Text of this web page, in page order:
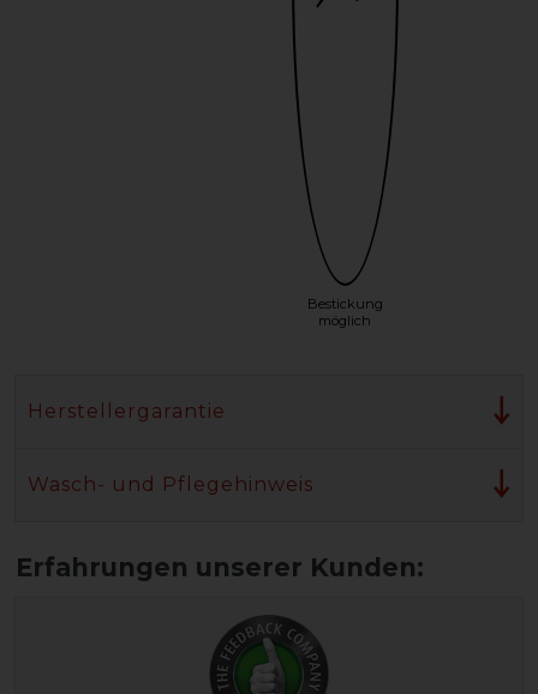
Bestickung
möglich
Herstellergarantie
Wasch- und Pflegehinweis